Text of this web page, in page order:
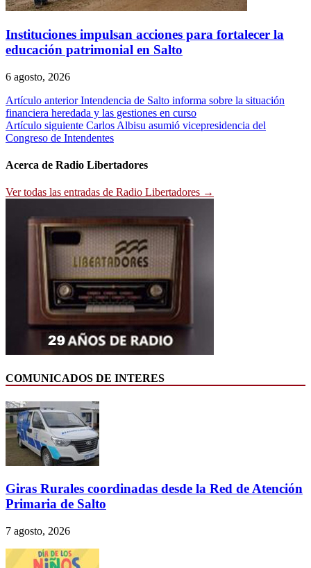
Instituciones impulsan acciones para fortalecer la
educación patrimonial en Salto
6 agosto, 2026
Navegación
de
entradas
Artículo anterior Intendencia de Salto informa sobre la situación
financiera heredada y las gestiones en curso
Artículo siguiente Carlos Albisu asumió vicepresidencia del
Congreso de Intendentes
Acerca de Radio Libertadores
Ver todas las entradas de Radio Libertadores →
COMUNICADOS DE INTERES
Giras Rurales coordinadas desde la Red de Atención
Primaria de Salto
7 agosto, 2026